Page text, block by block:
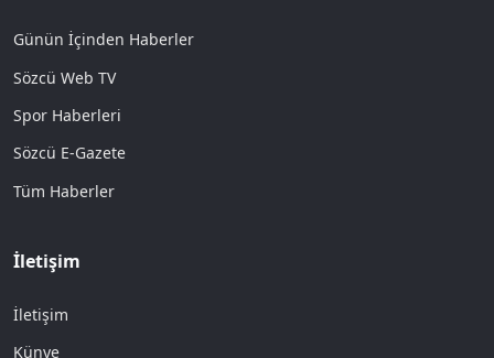
Günün İçinden Haberler
Sözcü Web TV
Spor Haberleri
Sözcü E-Gazete
Tüm Haberler
İletişim
İletişim
Künye